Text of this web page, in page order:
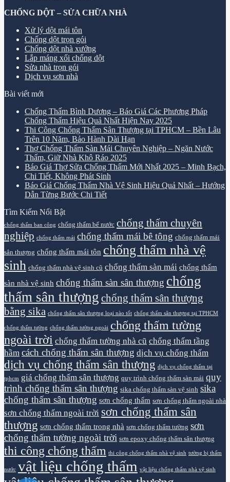
CHỐNG DỘT – SỬA CHỮA NHÀ
Xử lý dột mái tôn
Chống dột trọn gói
Chống dột nhà xưởng
Lắp máng xối chống dột
Sửa nhà trọn gói
Dịch vụ sơn nhà
Bài viết mới
Chống Thấm Bình Dương – Báo Giá Các Phương Pháp
Chống Thấm Hiệu Quả Nhất Hiện Nay 2025
Thi Công Chống Thấm Sân Thượng tại TPHCM – Bền Lâu
Trên 10 Năm, Bảo Hành Dài Hạn
Thợ Chống Thấm Sàn Mái Chuyên Nghiệp – Ngăn Nước
Thấm, Giữ Nhà Khô Ráo 2025
Báo Giá Thợ Sửa Chống Thấm Mới Nhất 2025 – Minh Bạch,
Chi Tiết, Không Phát Sinh
Báo Giá Chống Thấm Nhà Vệ Sinh Hiệu Quả Nhất – Hướng
Dẫn Từng Bước Chi Tiết
Tìm Kiếm Nổi Bật
chống thấm ban công chống thấm bể nước chống thấm chuyên
nghiệp chống thấm mái chống thấm mái bê tông chống thấm mái
sân thượng chống thấm mái tôn chống thấm nhà vệ
sinh chống thấm nhà vệ sinh cũ chống thấm sàn mái chống thấm
sàn nhà vệ sinh chống thấm sàn sân thượng chống
thấm sân thượng chống thấm sân thượng
bằng sika chống thấm sân thượng loại nào tốt chống thấm sân thượng tại TPHCM
chống thấm tường chống thấm tường ngoài chống thấm tường
ngoài trời chống thấm tường nhà cũ chống thấm tầng
hầm cách chống thấm sân thượng dịch vụ chống thấm
dịch vụ chống thấm sân thượng dịch vụ chống thấm tại
tphcm giá chống thấm sân thượng quy trình chống thấm sàn mái quy
trình chống thấm sân thượng sika chống thấm sàn vệ sinh sika
chống thấm sân thượng sơn chống thấm sơn chống thấm ngoài nhà
sơn chống thấm ngoài trời sơn chống thấm sân
thượng sơn chống thấm trong nhà sơn chống thấm tường sơn
chống thấm tường ngoài trời sơn epoxy chống thấm sân thượng
thi công chống thấm thi công chống thấm nhà vệ sinh tường bị thấm
nước vật liệu chống thấm vật liệu chống thấm nhà vệ sinh